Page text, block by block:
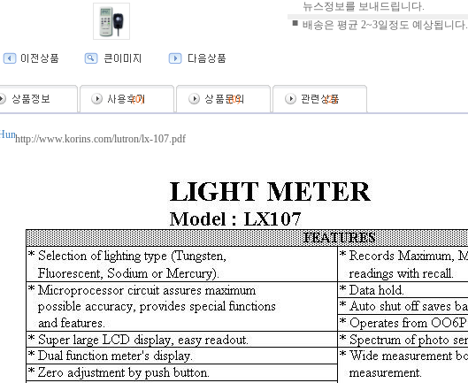
뉴스정보를 보내드립니다.
■ 배송은 평균 2~3일정도 예상됩니다.
(0) (0) (2)
http://www.korins.com/lutron/lx-107.pdf